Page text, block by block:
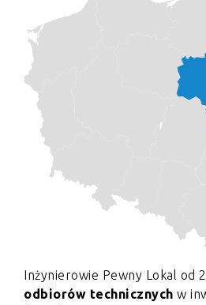
Inżynierowie Pewny Lokal od
odbiorów technicznych w